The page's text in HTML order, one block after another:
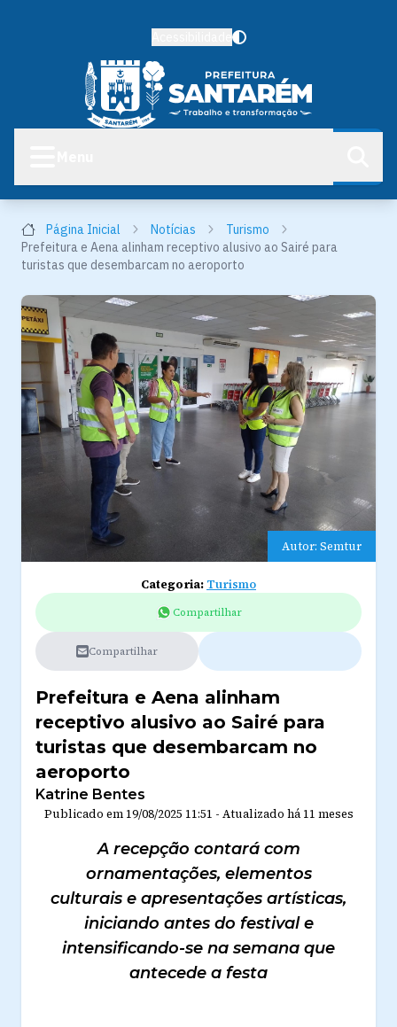
Página Inicial Notícias
Turismo
Prefeitura e Aena alinham receptivo alusivo ao Sairé para
turistas que desembarcam no aeroporto
Autor: Semtur
Categoria: Turismo
Compartilhar
Compartilhar
Prefeitura e Aena alinham
receptivo alusivo ao Sairé para
turistas que desembarcam no
aeroporto
Katrine Bentes
Publicado em 19/08/2025 11:51 - Atualizado há 11 meses
A recepção contará com
ornamentações, elementos
culturais e apresentações artísticas,
iniciando antes do festival e
intensificando-se na semana que
antecede a festa